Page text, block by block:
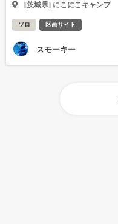
[茨城県] にこにこキャンプ
ソロ 区画サイト
スモーキー